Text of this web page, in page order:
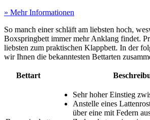
» Mehr Informationen
So manch einer schläft am liebsten hoch,
Boxspringbett immer mehr Anklang findet.
liebsten zum praktischen Klappbett. In der
wir Ihnen die bekanntesten Bettarten
Bettart
Sehr hoher Einstieg
Anstelle eines
über eine mit Federn